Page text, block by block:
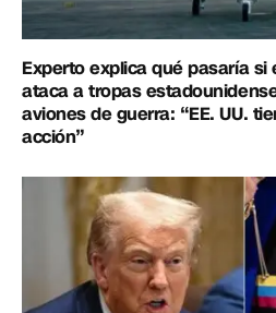
Experto explica qué pasaría
ataca a tropas
aviones de guerra: “EE. UU.
acción”